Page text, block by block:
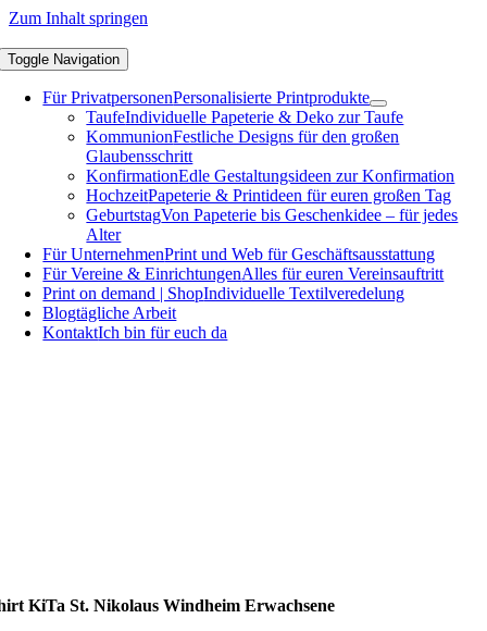
Zum Inhalt springen
Toggle Navigation
Für PrivatpersonenPersonalisierte Printprodukte
TaufeIndividuelle Papeterie & Deko zur Taufe
KommunionFestliche Designs für den großen
Glaubensschritt
KonfirmationEdle Gestaltungsideen zur Konfirmation
HochzeitPapeterie & Printideen für euren großen Tag
GeburtstagVon Papeterie bis Geschenkidee – für jedes
Alter
Für UnternehmenPrint und Web für Geschäftsausstattung
Für Vereine & EinrichtungenAlles für euren Vereinsauftritt
Print on demand | ShopIndividuelle Textilveredelung
Blogtägliche Arbeit
KontaktIch bin für euch da
KiTa St. Nikolaus Windheim Erwachsene